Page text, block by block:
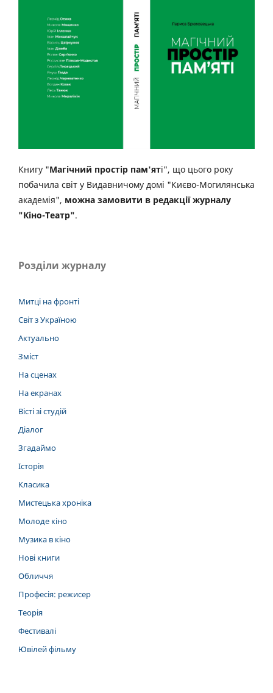
Книгу "Магічний простір пам'яті", що цього року
побачила світ у Видавничому домі "Києво-Могилянська
академія", можна замовити в редакції журналу
"Кіно-Театр".
Розділи журналу
Митці на фронті
Світ з Україною
Актуально
Зміст
На сценах
На екранах
Вісті зі студій
Діалог
Згадаймо
Історія
Класика
Мистецька хроніка
Молоде кіно
Музика в кіно
Нові книги
Обличчя
Професія: режисер
Теорія
Фестивалі
Ювілей фільму